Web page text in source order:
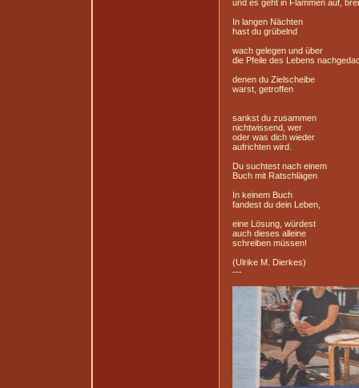
und es geht in Flammen auf,
In langen Nächten
hast du grübelnd
wach gelegen und über
die Pfeile des Lebens
denen du Zielscheibe
warst, getroffen
sankst du zusammen
nichtwissend, wer
oder was dich wieder
aufrichten wird.
Du suchtest nach einem
Buch mit Ratschlägen
In keinem Buch
fandest du dein Leben,
eine Lösung, würdest
auch dieses alleine
schreiben müssen!
(Ulrike M. Dierkes)
---